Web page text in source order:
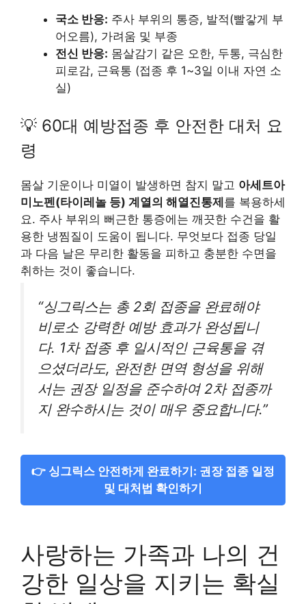
국소 반응: 주사 부위의 통증, 발적(빨갛게 부
어오름), 가려움 및 부종
전신 반응: 몸살감기 같은 오한, 두통, 극심한
피로감, 근육통 (접종 후 1~3일 이내 자연 소
실)
💡 60대 예방접종 후 안전한 대처 요
령
몸살 기운이나 미열이 발생하면 참지 말고 아세트아
미노펜(타이레놀 등) 계열의 해열진통제 를 복용하세
요. 주사 부위의 뻐근한 통증에는 깨끗한 수건을 활
용한 냉찜질이 도움이 됩니다. 무엇보다 접종 당일
과 다음 날은 무리한 활동을 피하고 충분한 수면을
취하는 것이 좋습니다.
“싱그릭스는 총 2회 접종을 완료해야
비로소 강력한 예방 효과가 완성됩니
다. 1차 접종 후 일시적인 근육통을 겪
으셨더라도, 완전한 면역 형성을 위해
서는 권장 일정을 준수하여 2차 접종까
지 완수하시는 것이 매우 중요합니다.”
👉 싱그릭스 안전하게 완료하기: 권장 접종 일정
및 대처법 확인하기
사랑하는 가족과 나의 건
강한 일상을 지키는 확실